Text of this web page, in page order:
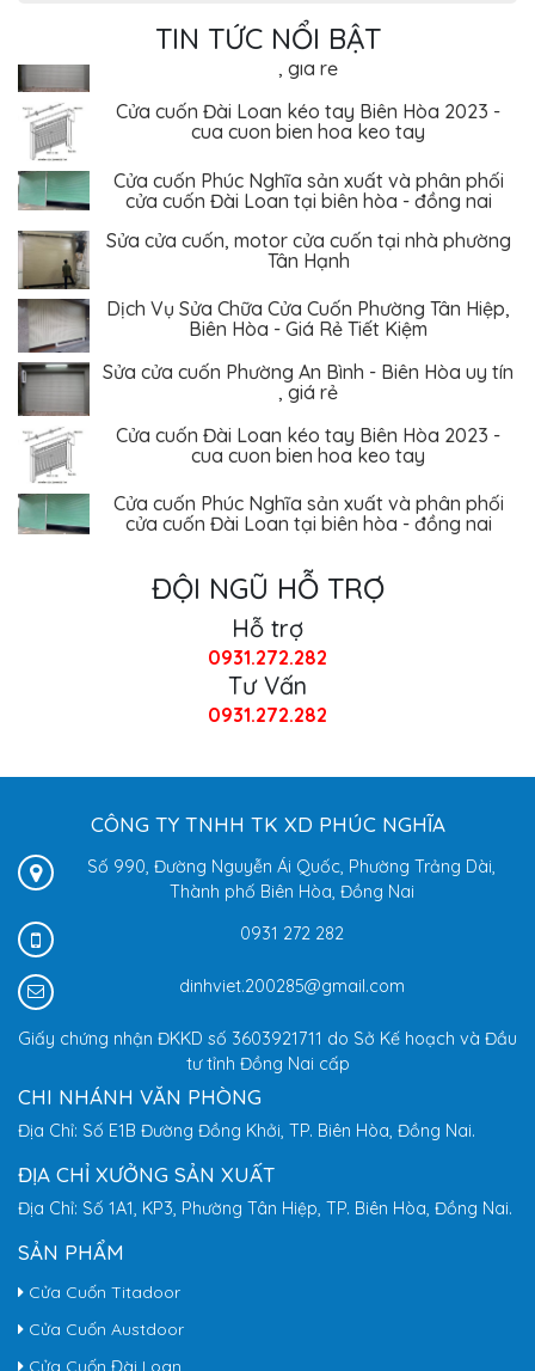
TIN TỨC NỔI BẬT
Sửa cửa cuốn Phường An Bình - Biên Hòa uy tín
, giá rẻ
cua cuon bien hoa keo tay
cửa cuốn Đài Loan tại biên hòa - đồng nai
Tân Hạnh
Biên Hòa - Giá Rẻ Tiết Kiệm
, giá rẻ
cua cuon bien hoa keo tay
cửa cuốn Đài Loan tại biên hòa - đồng nai
ĐỘI NGŨ HỖ TRỢ
Hỗ trợ
0931.272.282
Tư Vấn
0931.272.282
CÔNG TY TNHH TK XD PHÚC NGHĨA
Số 990, Đường Nguyễn Ái Quốc, Phường Trảng Dài,
Thành phố Biên Hòa, Đồng Nai
0931 272 282
dinhviet.200285@gmail.com
Giấy chứng nhận ĐKKD số 3603921711 do Sở Kế hoạch và Đầu
tư tỉnh Đồng Nai cấp
CHI NHÁNH VĂN PHÒNG
Địa Chỉ: Số E1B Đường Đồng Khởi, TP. Biên Hòa, Đồng Nai.
ĐỊA CHỈ XƯỞNG SẢN XUẤT
Địa Chỉ: Số 1A1, KP3, Phường Tân Hiệp, TP. Biên Hòa, Đồng Nai.
SẢN PHẨM
Cửa Cuốn Titadoor
Cửa Cuốn Austdoor
Cửa Cuốn Đài Loan